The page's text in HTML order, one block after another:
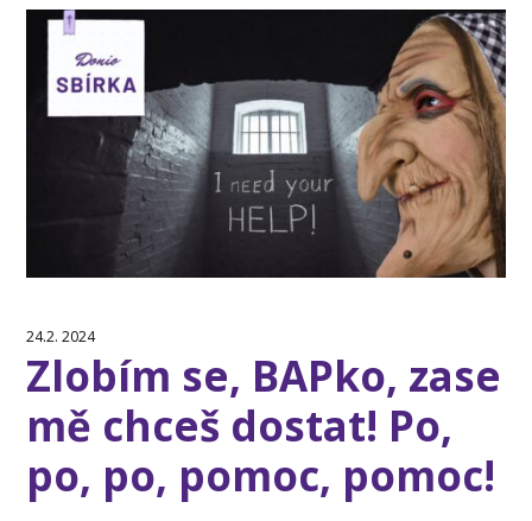
24.2. 2024
Zlobím se, BAPko, zase
mě chceš dostat! Po,
po, po, pomoc, pomoc!